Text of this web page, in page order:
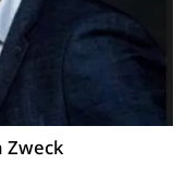
Zweck